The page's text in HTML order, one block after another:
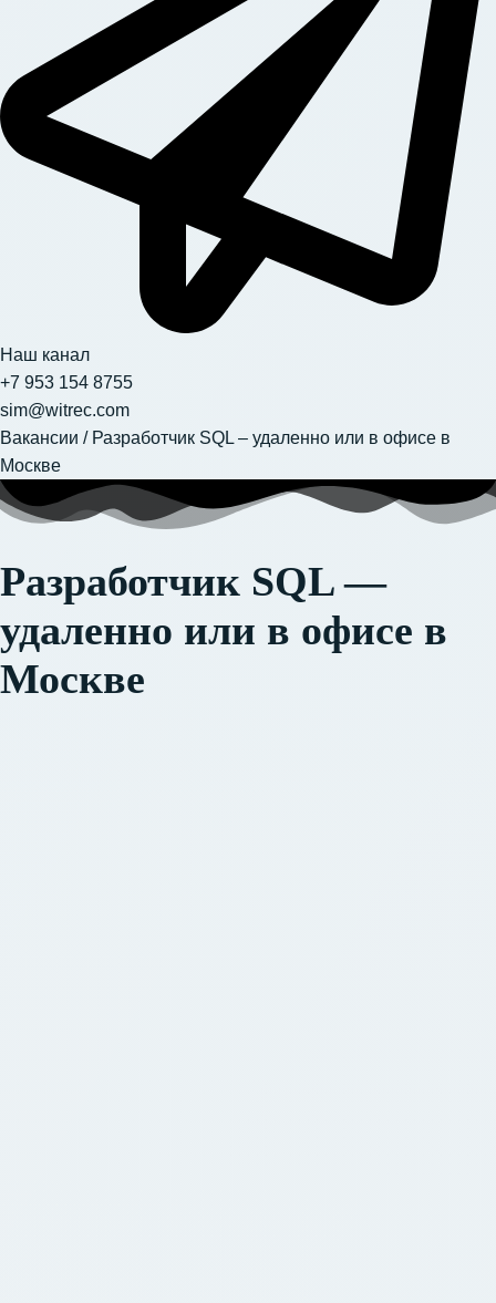
Наш канал
+7 953 154 8755
sim@witrec.com
Вакансии / Разработчик SQL – удаленно или в офисе в
Москве
Разработчик SQL —
удаленно или в офисе в
Москве